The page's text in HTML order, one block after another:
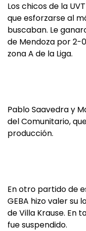
Los chicos de la
que esforzarse al
buscaban. Le
de Mendoza por 2-
zona A de la Liga.
Pablo Saavedra y
del Comunitario,
producción.
En otro partido de
GEBA hizo valer su
de Villa Krause. En
fue suspendido.